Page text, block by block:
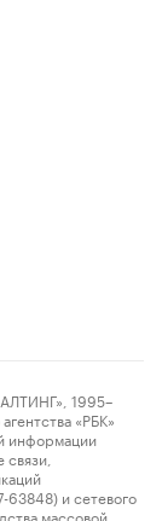
1995–
«РБК»
информации
и сетевого
массовой